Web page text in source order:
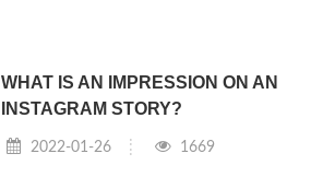
WHAT IS AN IMPRESSION ON AN
INSTAGRAM STORY?
2022-01-26 1669